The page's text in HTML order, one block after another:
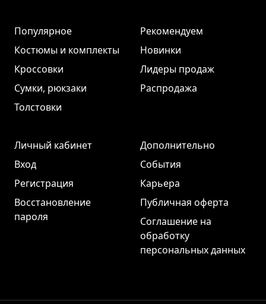
Популярное
Костюмы и комплекты
Кроссовки
Сумки, рюкзаки
Толстовки
Рекомендуем
Новинки
Лидеры продаж
Распродажа
Личный кабинет
Вход
Регистрация
Восстановление
пароля
Дополнительно
События
Карьера
Публичная оферта
Соглашение на
обработку
персональных данных